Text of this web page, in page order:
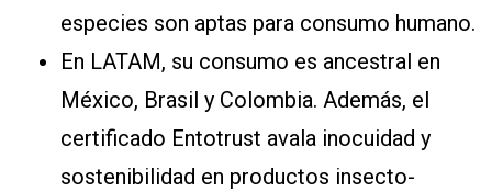
especies son aptas para consumo humano.
En LATAM, su consumo es ancestral en
México, Brasil y Colombia. Además, el
certificado Entotrust avala inocuidad y
sostenibilidad en productos insecto-